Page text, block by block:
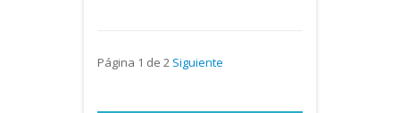
Página 1 de 2 Siguiente